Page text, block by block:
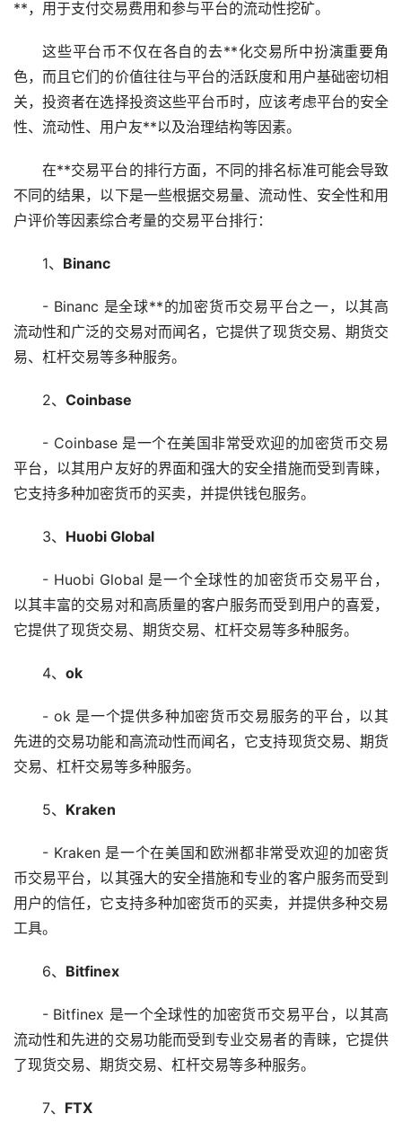
**，用于支付交易费用和参与平台的流动性挖矿。
这些平台币不仅在各自的去**化交易所中扮演重要角
色，而且它们的价值往往与平台的活跃度和用户基础密切相
关，投资者在选择投资这些平台币时，应该考虑平台的安全
性、流动性、用户友**以及治理结构等因素。
在**交易平台的排行方面，不同的排名标准可能会导致
不同的结果，以下是一些根据交易量、流动性、安全性和用
户评价等因素综合考量的交易平台排行：
1、 Binanc
- Binanc 是全球**的加密货币交易平台之一，以其高
流动性和广泛的交易对而闻名，它提供了现货交易、期货交
易、 杠杆交易等多种服务。
2、 Coinbase
- Coinbase 是一个在美国非常受欢迎的加密货币交易
平台，以其用户友好的界面和强大的安全措施而受到青睐，
它支持多种加密货币的买卖，并提供钱包服务。
3、 Huobi Global
- Huobi Global 是一个全球性的加密货币交易平台，
以其丰富的交易对和高质量的客户服务而受到用户的喜爱，
它提供了现货交易、期货交易、杠杆交易等多种服务。
4、 ok
- ok 是一个提供多种加密货币交易服务的平台，以其
先进的交易功能和高流动性而闻名，它支持现货交易、期货
交易、杠杆交易等多种服务。
5、 Kraken
- Kraken 是一个在美国和欧洲都非常受欢迎的加密货
币交易平台，以其强大的安全措施和专业的客户服务而受到
用户的信任，它支持多种加密货币的买卖，并提供多种交易
工具。
6、 Bitfinex
- Bitfinex 是一个全球性的加密货币交易平台，以其高
流动性和先进的交易功能而受到专业交易者的青睐，它提供
了现货交易、期货交易、杠杆交易等多种服务。
7、 FTX